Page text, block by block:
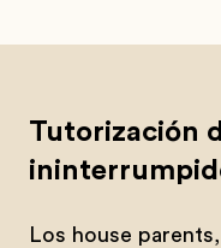
Tutorización
Los house